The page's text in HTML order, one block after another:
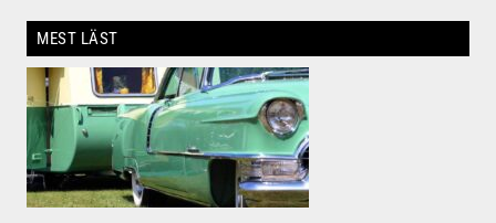
MEST LÄST